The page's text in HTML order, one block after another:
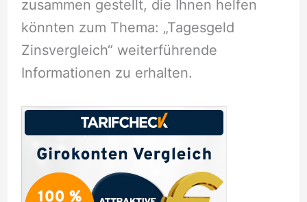
zusammen gestellt, die Ihnen helfen
könnten zum Thema: „Tagesgeld
Zinsvergleich“ weiterführende
Informationen zu erhalten.